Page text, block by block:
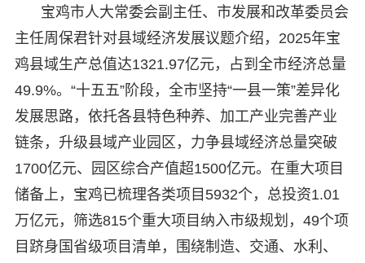
宝鸡市人大常委会副主任、市发展和改革委员会
主任周保君针对县域经济发展议题介绍，2025年宝
鸡县域生产总值达1321.97亿元，占到全市经济总量
49.9%。“十五五”阶段，全市坚持“一县一策”差异化
发展思路，依托各县特色种养、加工产业完善产业
链条，升级县域产业园区，力争县域经济总量突破
1700亿元、园区综合产值超1500亿元。在重大项目
储备上，宝鸡已梳理各类项目5932个，总投资1.01
万亿元，筛选815个重大项目纳入市级规划，49个项
目跻身国省级项目清单，围绕制造、交通、水利、